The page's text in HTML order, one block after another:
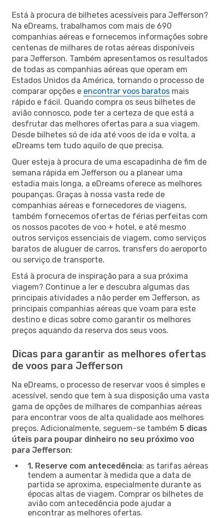
Está à procura de bilhetes acessíveis para Jefferson?
Na eDreams, trabalhamos com mais de 690
companhias aéreas e fornecemos informações sobre
centenas de milhares de rotas aéreas disponíveis
para Jefferson. Também apresentamos os resultados
de todas as companhias aéreas que operam em
Estados Unidos da América, tornando o processo de
comparar opções e encontrar voos baratos mais
rápido e fácil. Quando compra os seus bilhetes de
avião connosco, pode ter a certeza de que está a
desfrutar das melhores ofertas para a sua viagem.
Desde bilhetes só de ida até voos de ida e volta, a
eDreams tem tudo aquilo de que precisa.
Quer esteja à procura de uma escapadinha de fim de
semana rápida em Jefferson ou a planear uma
estadia mais longa, a eDreams oferece as melhores
poupanças. Graças à nossa vasta rede de
companhias aéreas e fornecedores de viagens,
também fornecemos ofertas de férias perfeitas com
os nossos pacotes de voo + hotel, e até mesmo
outros serviços essenciais de viagem, como serviços
baratos de aluguer de carros, transfers do aeroporto
ou serviço de transporte.
Está à procura de inspiração para a sua próxima
viagem? Continue a ler e descubra algumas das
principais atividades a não perder em Jefferson, as
principais companhias aéreas que voam para este
destino e dicas sobre como garantir os melhores
preços aquando da reserva dos seus voos.
Dicas para garantir as melhores ofertas
de voos para Jefferson
Na eDreams, o processo de reservar voos é simples e
acessível, sendo que tem à sua disposição uma vasta
gama de opções de milhares de companhias aéreas
para encontrar voos de alta qualidade aos melhores
preços. Adicionalmente, seguem-se também 5 dicas
úteis para poupar dinheiro no seu próximo voo
para Jefferson:
1. Reserve com antecedência: as tarifas aéreas
tendem a aumentar à medida que a data de
partida se aproxima, especialmente durante as
épocas altas de viagem. Comprar os bilhetes de
avião com antecedência pode ajudar a
encontrar as melhores ofertas.